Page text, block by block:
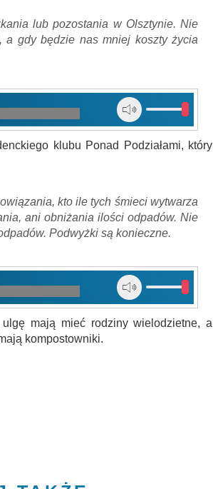
lub pozostania w Olsztynie. Nie
a gdy będzie nas mniej koszty życia
klubu Ponad Podziałami, który
kto ile tych śmieci wytwarza
ani obniżania ilości odpadów. Nie
Podwyżki są konieczne.
mają mieć rodziny wielodzietne, a
kompostowniki.